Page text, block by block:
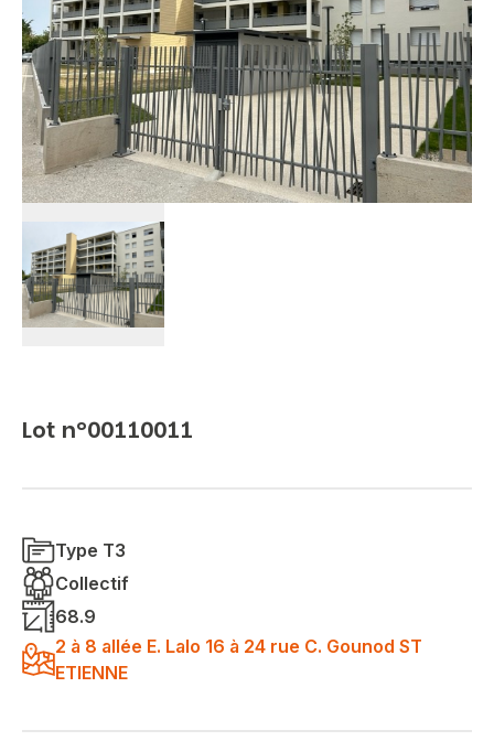
Lot n°00110011
Type T3
Collectif
68.9
2 à 8 allée E. Lalo 16 à 24 rue C. Gounod ST
ETIENNE